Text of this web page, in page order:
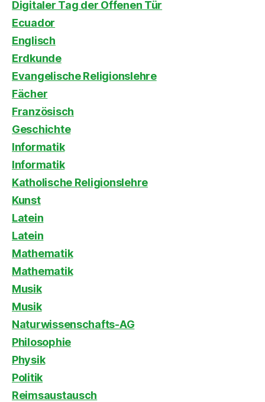
Digitaler Tag der Offenen Tür
Ecuador
Englisch
Erdkunde
Evangelische Religionslehre
Fächer
Französisch
Geschichte
Informatik
Informatik
Katholische Religionslehre
Kunst
Latein
Latein
Mathematik
Mathematik
Musik
Musik
Naturwissenschafts-AG
Philosophie
Physik
Politik
Reimsaustausch